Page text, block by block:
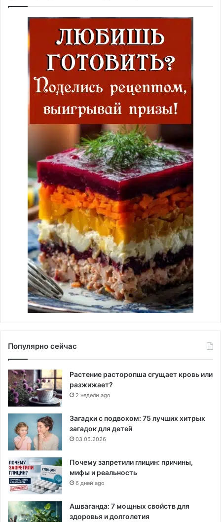
Популярно сейчас
Растение расторопша сгущает кровь или
разжижает?
2 недели ago
Загадки с подвохом: 75 лучших хитрых
загадок для детей
03.05.2026
Почему запретили глицин: причины,
мифы и реальность
6 дней ago
Ашваганда: 7 мощных свойств для
здоровья и долголетия